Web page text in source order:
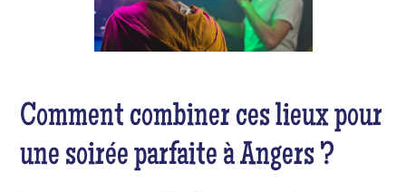
Comment combiner ces lieux pour
une soirée parfaite à Angers ?